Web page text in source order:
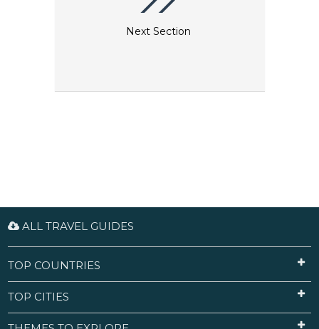
Next Section
ALL TRAVEL GUIDES
TOP COUNTRIES
TOP CITIES